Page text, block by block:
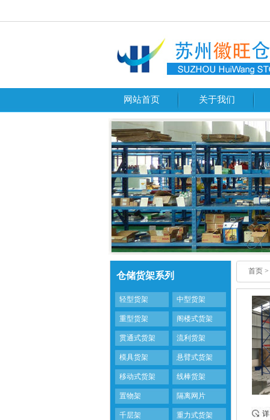
网站首页 关于我们
仓储货架系列
轻型货架 中型货架
重型货架 阁楼式货架
贯通式货架 流利货架
模具货架 悬臂式货架
移动式货架 线棒货架
置物架 隔离网片
千层架 重力式货架
首页 >